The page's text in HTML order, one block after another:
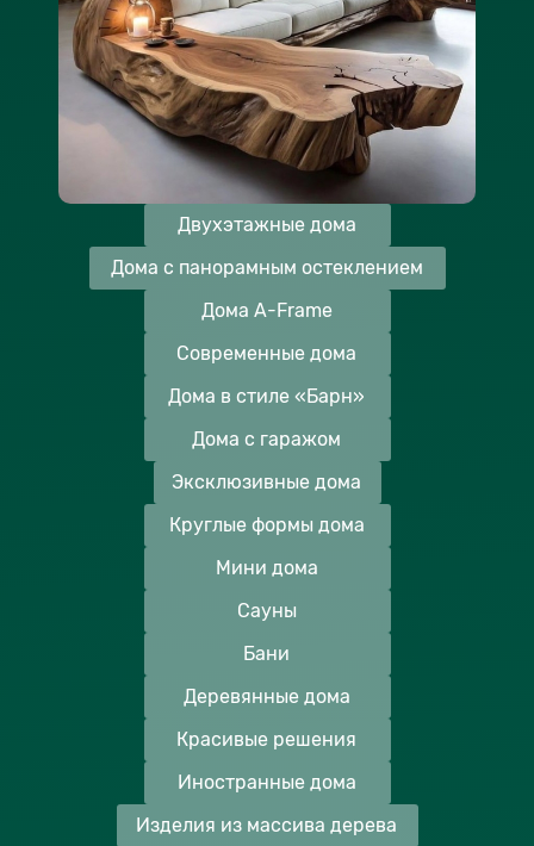
Двухэтажные дома
Дома с панорамным остеклением
Дома A-Frame
Современные дома
Дома в стиле «Барн»
Дома с гаражом
Эксклюзивные дома
Круглые формы дома
Мини дома
Сауны
Бани
Деревянные дома
Красивые решения
Иностранные дома
Изделия из массива дерева